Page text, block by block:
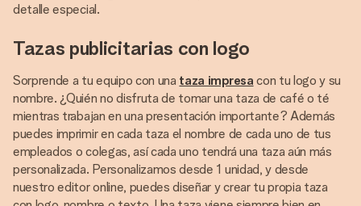
detalle especial.
Tazas publicitarias con logo
Sorprende a tu equipo con una taza impresa con tu logo y su
nombre. ¿Quién no disfruta de tomar una taza de café o té
mientras trabajan en una presentación importante? Además
puedes imprimir en cada taza el nombre de cada uno de tus
empleados o colegas, así cada uno tendrá una taza aún más
personalizada. Personalizamos desde 1 unidad, y desde
nuestro editor online, puedes diseñar y crear tu propia taza